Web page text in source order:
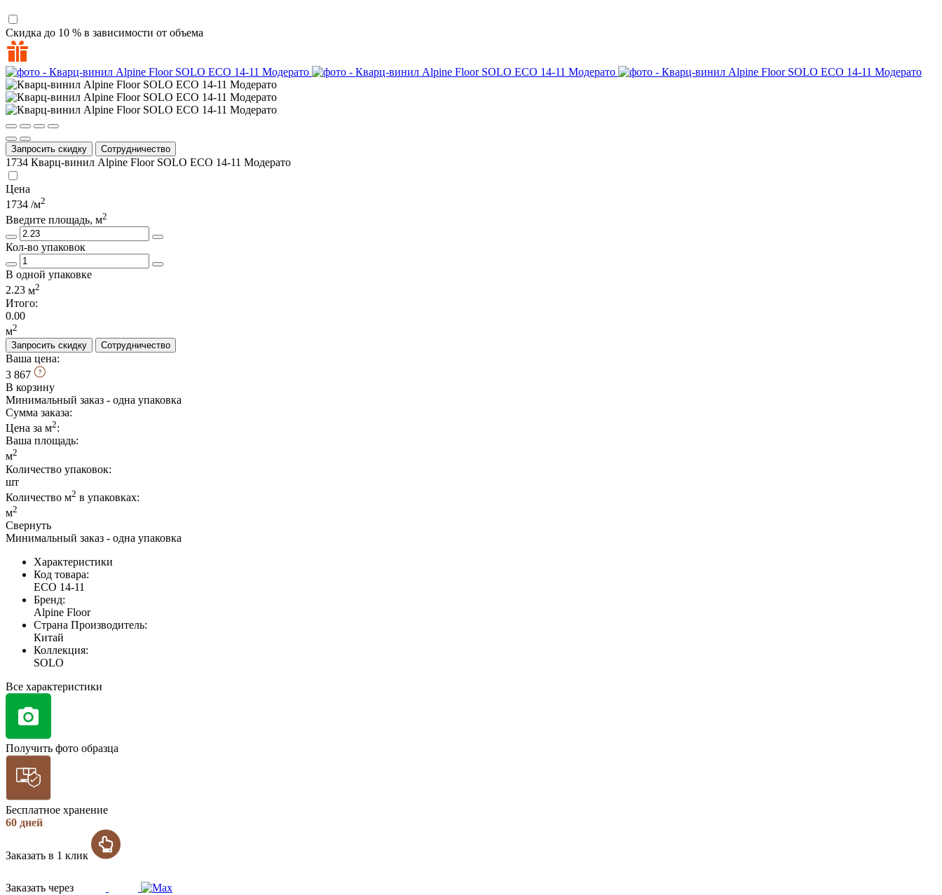
Скидка до 10 % в зависимости от объема
Запросить скидку Сотрудничество
1734 Кварц-винил Alpine Floor SOLO ЕСО 14-11 Модерато
Цена
1734 /м2
Введите площадь, м2
Кол-во упаковок
В одной упаковке
2.23 м2
Итого:
0.00
м2
Запросить скидку
Сотрудничество
Ваша цена:
3 867
В корзину
Минимальный заказ - одна упаковка
Сумма заказа:
Цена за м2:
Ваша площадь:
м2
Количество упаковок:
шт
Количество м2 в упаковках:
м2
Свернуть
Минимальный заказ - одна упаковка
Характеристики
Код товара:
ЕСО 14-11
Бренд:
Alpine Floor
Страна Производитель:
Китай
Коллекция:
SOLO
Все характеристики
Получить фото образца
Бесплатное хранение
60 дней
Заказать в 1 клик
Заказать через